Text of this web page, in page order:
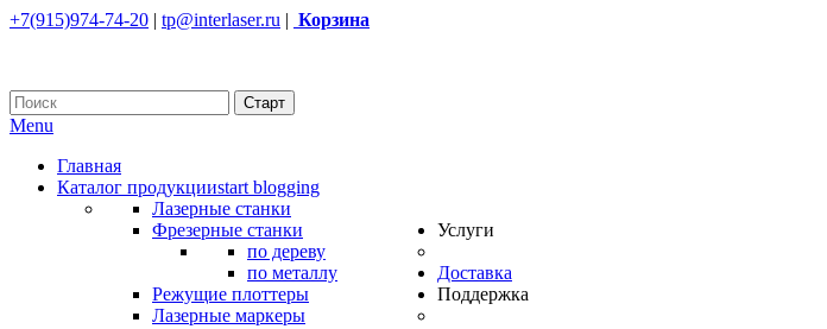
+7(915)974-74-20 | tp@interlaser.ru | Корзина
Menu
Главная
Каталог продукцииstart blogging
Лазерные станки
Фрезерные станки
по дереву
по металлу
Режущие плоттеры
Лазерные маркеры
Услуги
Доставка
Поддержка